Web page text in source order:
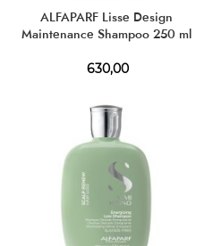
ALFAPARF Lisse Design
Maintenance Shampoo 250 ml
630,00